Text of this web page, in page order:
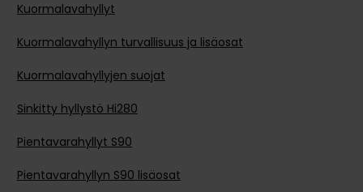
Kuormalavahyllyt
Kuormalavahyllyn turvallisuus ja lisäosat
Kuormalavahyllyjen suojat
Sinkitty hyllystö Hi280
Pientavarahyllyt S90
Pientavarahyllyn S90 lisäosat